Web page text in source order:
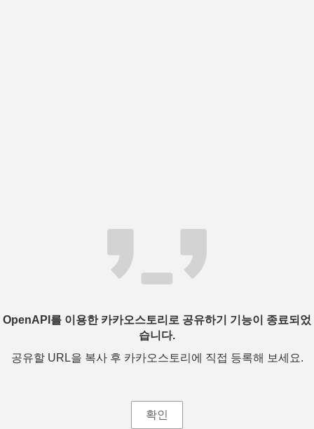
OpenAPI를 이용한 카카오스토리로 공유하기 기능이 종료되었
습니다.
공유할 URL을 복사 후 카카오스토리에 직접 등록해 보세요.
확인